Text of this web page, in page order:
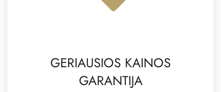
GERIAUSIOS KAINOS
GARANTIJA